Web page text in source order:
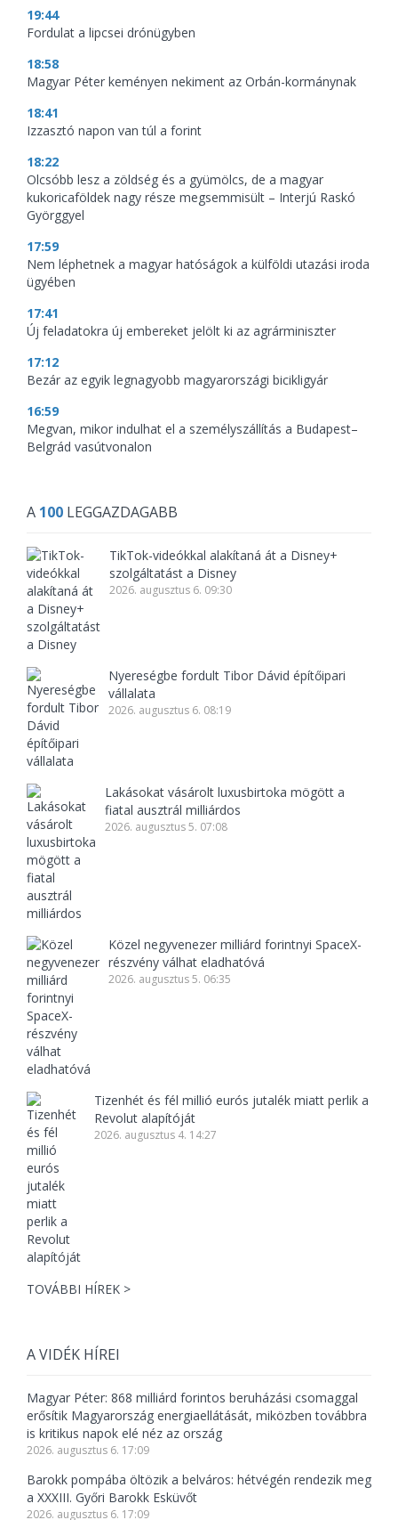
19:44
Fordulat a lipcsei drónügyben
18:58
Magyar Péter keményen nekiment az Orbán-kormánynak
18:41
Izzasztó napon van túl a forint
18:22
Olcsóbb lesz a zöldség és a gyümölcs, de a magyar
kukoricaföldek nagy része megsemmisült – Interjú Raskó
Györggyel
17:59
Nem léphetnek a magyar hatóságok a külföldi utazási iroda
ügyében
17:41
Új feladatokra új embereket jelölt ki az agrárminiszter
17:12
Bezár az egyik legnagyobb magyarországi bicikligyár
16:59
Megvan, mikor indulhat el a személyszállítás a Budapest–
Belgrád vasútvonalon
A 100 LEGGAZDAGABB
TikTok-videókkal alakítaná át a Disney+
szolgáltatást a Disney
2026. augusztus 6. 09:30
Nyereségbe fordult Tibor Dávid építőipari
vállalata
2026. augusztus 6. 08:19
Lakásokat vásárolt luxusbirtoka mögött a
fiatal ausztrál milliárdos
2026. augusztus 5. 07:08
Közel negyvenezer milliárd forintnyi SpaceX-
részvény válhat eladhatóvá
2026. augusztus 5. 06:35
Tizenhét és fél millió eurós jutalék miatt perlik a
Revolut alapítóját
2026. augusztus 4. 14:27
TOVÁBBI HÍREK >
A VIDÉK HÍREI
Magyar Péter: 868 milliárd forintos beruházási csomaggal
erősítik Magyarország energiaellátását, miközben továbbra
is kritikus napok elé néz az ország
2026. augusztus 6. 17:09
Barokk pompába öltözik a belváros: hétvégén rendezik meg
a XXXIII. Győri Barokk Esküvőt
2026. augusztus 6. 17:09